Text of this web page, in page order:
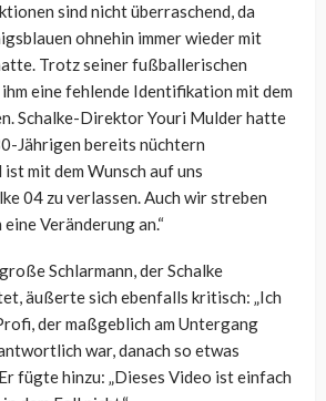
sind nicht überraschend, da
ohnehin immer wieder mit
Trotz seiner fußballerischen
eine fehlende Identifikation mit dem
Schalke-Direktor Youri Mulder hatte
Jährigen bereits nüchtern
mit dem Wunsch auf uns
04 zu verlassen. Auch wir streben
Veränderung an.“
Schlarmann, der Schalke
äußerte sich ebenfalls kritisch: „Ich
der maßgeblich am Untergang
war, danach so etwas
fügte hinzu: „Dieses Video ist einfach